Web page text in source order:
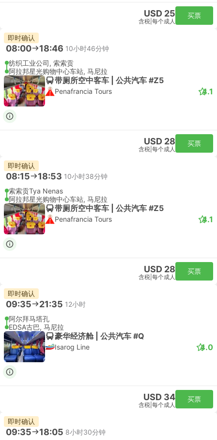
USD 25
含税 每个成人
买票
即时确认
08:00 18:46 10小时46分钟
纺织工业公司, 索索贡
阿拉邦星光购物中心车站, 马尼拉
带厕所空中客车 | 公共汽车 #Z5
Penafrancia Tours 4.1
USD 28
含税 每个成人
买票
即时确认
08:15 18:53 10小时38分钟
索索贡Tya Nenas
阿拉邦星光购物中心车站, 马尼拉
带厕所空中客车 | 公共汽车 #Z5
Penafrancia Tours 4.1
USD 28
含税 每个成人
买票
即时确认
09:35 21:35 12小时
阿尔拜马塔孔
EDSA古巴, 马尼拉
豪华经济舱 | 公共汽车 #Q
Isarog Line 4.0
USD 34
含税 每个成人
买票
即时确认
09:35 18:05 8小时30分钟